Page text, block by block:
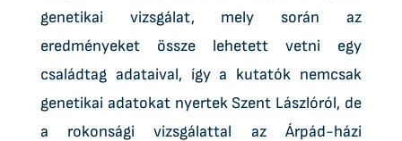
genetikai vizsgálat, mely során az
eredményeket össze lehetett vetni egy
családtag adataival, így a kutatók nemcsak
genetikai adatokat nyertek Szent Lászlóról, de
a rokonsági vizsgálattal az Árpád-házi